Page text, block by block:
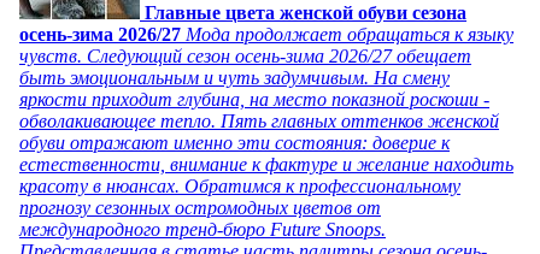
Главные цвета женской обуви сезона
осень-зима 2026/27 Мода продолжает обращаться к языку
чувств. Следующий сезон осень-зима 2026/27 обещает
быть эмоциональным и чуть задумчивым. На смену
яркости приходит глубина, на место показной роскоши -
обволакивающее тепло. Пять главных оттенков женской
обуви отражают именно эти состояния: доверие к
естественности, внимание к фактуре и желание находить
красоту в нюансах. Обратимся к профессиональному
прогнозу сезонных остромодных цветов от
международного тренд-бюро Future Snoops.